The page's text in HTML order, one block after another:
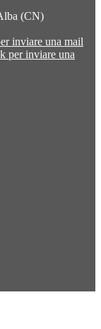
(CN)
inviare una mail
per inviare una